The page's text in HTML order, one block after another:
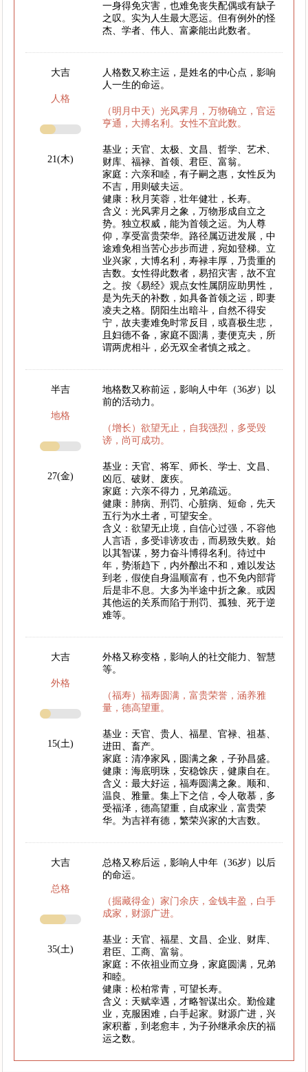
一身得免灾害，也难免丧失配偶或有缺子
之叹。实为人生最大恶运。但有例外的怪
杰、学者、伟人、富豪能出此数者。
大吉
人格
21(木)
人格数又称主运，是姓名的中心点，影响
人一生的命运。
（明月中天）光风霁月，万物确立，官运
亨通，大搏名利。女性不宜此数。
基业；天官、太极、文昌、哲学、艺术、
财库、福禄、首领、君臣、富翁。
家庭：六亲和睦，有子嗣之惠，女性反为
不吉，用则破夫运。
健康：秋月芙蓉，壮年健壮，长寿。
含义：光风霁月之象，万物形成自立之
势。独立权威，能为首领之运。为人尊
仰，享受富贵荣华。路径属迈进发展，中
途难免相当苦心步步而进，宛如登梯。立
业兴家，大博名利，寿禄丰厚，乃贵重的
吉数。女性得此数者，易招灾害，故不宜
之。按《易经》观点女性属阴应助男性，
是为先天的补数，如具备首领之运，即妻
凌夫之格。阴阳生出暗斗，自然不得安
宁，故夫妻难免时常反目，或喜极生悲，
且妇德不备，家庭不圆满，妻便克夫，所
谓两虎相斗，必无双全者慎之戒之。
半吉
地格
27(金)
地格数又称前运，影响人中年（36岁）以
前的活动力。
（增长）欲望无止，自我强烈，多受毁
谤，尚可成功。
基业：天官、将军、师长、学士、文昌、
凶厄、破财、废疾。
家庭：六亲不得力，兄弟疏远。
健康：肺病、刑罚、心脏病、短命，先天
五行为水土者，可望安全。
含义：欲望无止境，自信心过强，不容他
人言语，多受诽谤攻击，而易致失败。始
以其智谋，努力奋斗博得名利。待过中
年，势渐趋下，内外酿出不和，难以发达
到老，假使自身温顺富有，也不免内部背
后是非不息。大多为半途中折之象。或因
其他运的关系而陷于刑罚、孤独、死于逆
难等。
大吉
外格
15(土)
外格又称变格，影响人的社交能力、智慧
等。
（福寿）福寿圆满，富贵荣誉，涵养雅
量，德高望重。
基业：天官、贵人、福星、官禄、祖基、
进田、畜产。
家庭：清净家风，圆满之象，子孙昌盛。
健康：海底明珠，安稳馀庆，健康自在。
含义：最大好运，福寿圆满之象。顺和、
温良、雅量。集上下之信，令人敬慕，多
受福泽，德高望重，自成家业，富贵荣
华。为吉祥有德，繁荣兴家的大吉数。
大吉
总格
35(土)
总格又称后运，影响人中年（36岁）以后
的命运。
（掘藏得金）家门余庆，金钱丰盈，白手
成家，财源广进。
基业：天官、福星、文昌、企业、财库、
君臣、工商、富翁。
家庭：不依祖业而立身，家庭圆满，兄弟
和睦。
健康：松柏常青，可望长寿。
含义：天赋幸遇，才略智谋出众。勤俭建
业，克服困难，白手起家。财源广进，兴
家积蓄，到老愈丰，为子孙继承余庆的福
运之数。